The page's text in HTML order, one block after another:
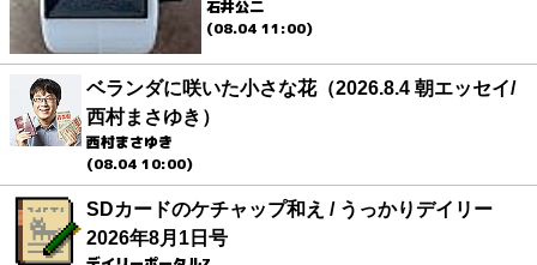
石井公二
(08.04 11:00)
ベランダに咲いた小さな花（2026.8.4 朝エッセイ/
西村まさゆき）
西村まさゆき
(08.04 10:00)
SDカードのケチャップ和え / うっかりデイリー
2026年8月1日号